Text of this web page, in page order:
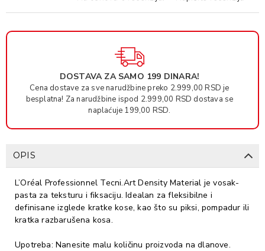
DOSTAVA ZA SAMO 199 DINARA!
Cena dostave za sve narudžbine preko 2.999,00 RSD je
besplatna! Za narudžbine ispod 2.999,00 RSD dostava se
naplaćuje 199,00 RSD.
OPIS
L’Oréal Professionnel Tecni.Art Density Material je vosak-
pasta za teksturu i fiksaciju. Idealan za fleksibilne i
definisane izglede kratke kose, kao što su piksi, pompadur ili
kratka razbarušena kosa.
Upotreba: Nanesite malu količinu proizvoda na dlanove.